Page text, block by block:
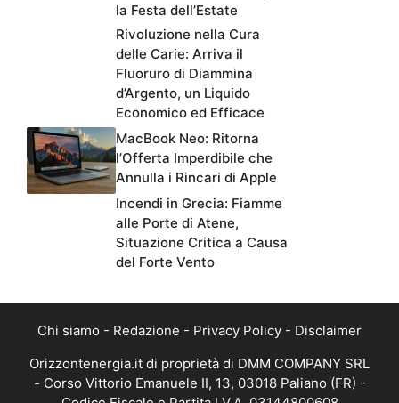
la Festa dell’Estate
Rivoluzione nella Cura
delle Carie: Arriva il
Fluoruro di Diammina
d’Argento, un Liquido
Economico ed Efficace
MacBook Neo: Ritorna
l’Offerta Imperdibile che
Annulla i Rincari di Apple
Incendi in Grecia: Fiamme
alle Porte di Atene,
Situazione Critica a Causa
del Forte Vento
Chi siamo - Redazione - Privacy Policy - Disclaimer
Orizzontenergia.it di proprietà di DMM COMPANY SRL
- Corso Vittorio Emanuele II, 13, 03018 Paliano (FR) -